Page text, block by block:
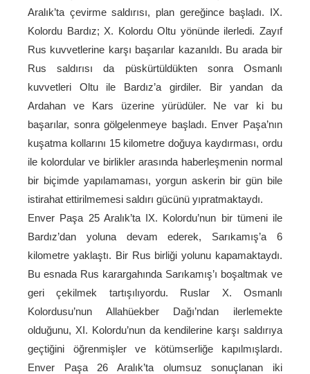
Aralık’ta çevirme saldırısı, plan gereğince başladı. IX.
Kolordu Bardız; X. Kolordu Oltu yönünde ilerledi. Zayıf
Rus kuvvetlerine karşı başarılar kazanıldı. Bu arada bir
Rus saldırısı da püskürtüldükten sonra Osmanlı
kuvvetleri Oltu ile Bardız’a girdiler. Bir yandan da
Ardahan ve Kars üzerine yürüdüler. Ne var ki bu
başarılar, sonra gölgelenmeye başladı. Enver Paşa’nın
kuşatma kollarını 15 kilometre doğuya kaydırması, ordu
ile kolordular ve birlikler arasında haberleşmenin normal
bir biçimde yapılamaması, yorgun askerin bir gün bile
istirahat ettirilmemesi saldırı gücünü yıpratmaktaydı.
Enver Paşa 25 Aralık’ta IX. Kolordu’nun bir tümeni ile
Bardız’dan yoluna devam ederek, Sarıkamış’a 6
kilometre yaklaştı. Bir Rus birliği yolunu kapamaktaydı.
Bu esnada Rus karargahında Sarıkamış’ı boşaltmak ve
geri çekilmek tartışılıyordu. Ruslar X. Osmanlı
Kolordusu’nun Allahüekber Dağı’ndan ilerlemekte
olduğunu, XI. Kolordu’nun da kendilerine karşı saldırıya
geçtiğini öğrenmişler ve kötümserliğe kapılmışlardı.
Enver Paşa 26 Aralık’ta olumsuz sonuçlanan iki